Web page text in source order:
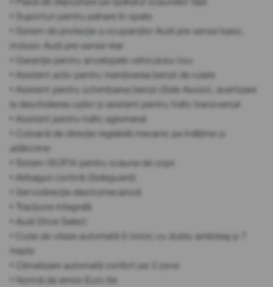
• Suporturi pentru pahare în spate
• Sistem de protecție a ocupanților Audi pre sense basic,
inclusiv Audi pre sense rear
• Garanție pentru anvelopele vehiculului nou
• Asistent activ pentru menținerea benzii de rulare
• Asistent pentru schimbarea benzii (Side Assist), avertizare
la deschiderea ușilor și asistent pentru trafic transversal
• Asistent pentru trafic aglomerat
• Coloană de direcție reglabilă mecanic pe înălțime și
adâncime
• Sistem ISOFIX pentru scaune de copii
• Airbaguri cortină (Sideguard)
• Servodirecție electromecanică
• Tracțiune integrală
• Audi Drive Select
• Cutie de viteze automată S tronic cu dublu ambreiaj și 7
trepte
• Climatizare automată confort pe 3 zone
• Normă de emisii Euro 6e